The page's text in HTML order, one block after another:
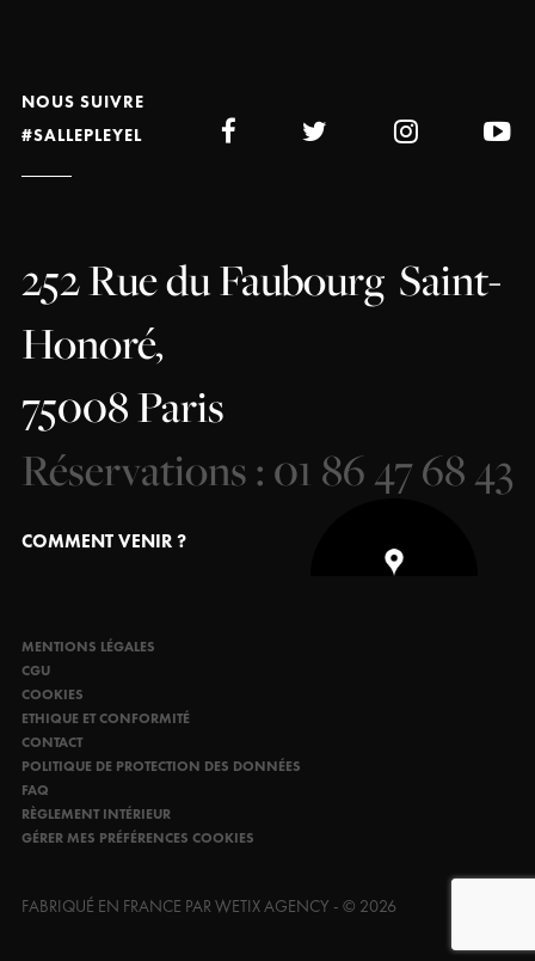
NOUS SUIVRE
#SALLEPLEYEL
252 Rue du Faubourg Saint-
Honoré,
75008 Paris
Réservations : 01 86 47 68 43
COMMENT VENIR ?
MENTIONS LÉGALES
CGU
COOKIES
ETHIQUE ET CONFORMITÉ
CONTACT
POLITIQUE DE PROTECTION DES DONNÉES
FAQ
RÈGLEMENT INTÉRIEUR
GÉRER MES PRÉFÉRENCES COOKIES
FABRIQUÉ EN FRANCE PAR WETIX AGENCY - © 2026